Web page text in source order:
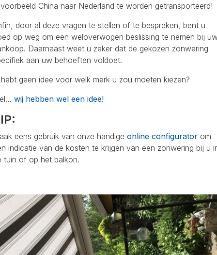
China naar Nederland te worden getransporteerd!
door al deze vragen te stellen of te bespreken, bent u
op weg om een weloverwogen beslissing te nemen bij
Daarnaast weet u zeker dat de gekozen zonwering
aan uw behoeften voldoet.
geen idee voor welk merk u zou moeten kiezen?
wij hebben wel een idee!
eens gebruik van onze handige online configurator om
indicatie van de kosten te krijgen van een zonwering bij u
tuin of op het balkon.